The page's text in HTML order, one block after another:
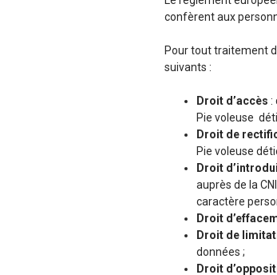
confèrent aux
Pour tout traitement
suivants :
Droit d’accès :
Pie voleuse
Droit de
Pie voleuse
Droit
auprès de la
caractère
Droit
Droit de
données ;
Droit